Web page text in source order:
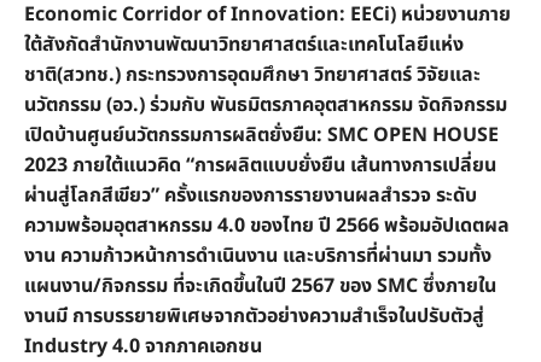
Economic Corridor of Innovation: EECi) หน่วยงานภาย
ใต้สังกัดสำนักงานพัฒนาวิทยาศาสตร์และเทคโนโลยีแห่ง
ชาติ(สวทช.) กระทรวงการอุดมศึกษา วิทยาศาสตร์ วิจัยและ
นวัตกรรม (อว.) ร่วมกับ พันธมิตรภาคอุตสาหกรรม จัดกิจกรรม
เปิดบ้านศูนย์นวัตกรรมการผลิตยั่งยืน: SMC OPEN HOUSE
2023 ภายใต้แนวคิด “การผลิตแบบยั่งยืน เส้นทางการเปลี่ยน
ผ่านสู่โลกสีเขียว” ครั้งแรกของการรายงานผลสำรวจ ระดับ
ความพร้อมอุตสาหกรรม 4.0 ของไทย ปี 2566 พร้อมอัปเดตผล
งาน ความก้าวหน้าการดำเนินงาน และบริการที่ผ่านมา รวมทั้ง
แผนงาน/กิจกรรม ที่จะเกิดขึ้นในปี 2567 ของ SMC ซึ่งภายใน
งานมี การบรรยายพิเศษจากตัวอย่างความสำเร็จในปรับตัวสู่
Industry 4.0 จากภาคเอกชน